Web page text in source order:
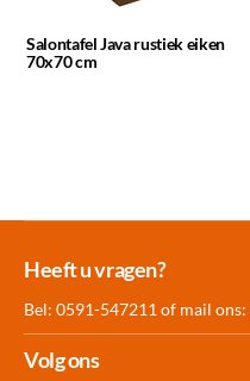
Salontafel Java rustiek eiken
70x70 cm
Meer dan 30.000
Heeft u vragen?
Bel: 0591-547211 of mail ons:
Volg ons